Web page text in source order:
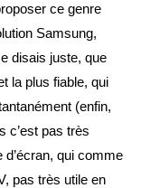
ce genre
Samsung,
disais juste, que
la plus fiable, qui
(enfin,
c’est pas très
d’écran, qui comme
pas très utile en